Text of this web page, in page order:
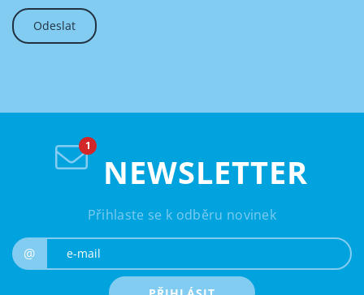
NEWSLETTER
Přihlaste se k odběru novinek
@